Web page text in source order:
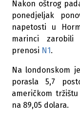
Nakon oštrog
ponedjeljak
napetosti u
marinci
prenosi N1.
Na londonskom
porasla 5,7
američkom
na 89,05 dolara.